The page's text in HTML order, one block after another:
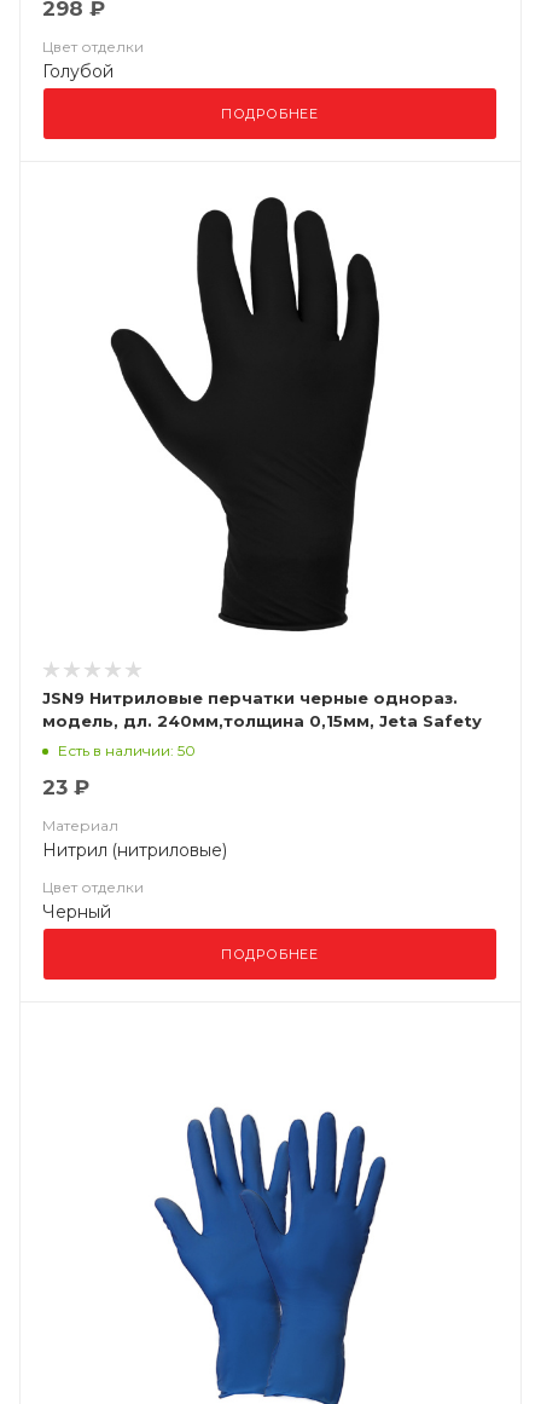
298 ₽
Цвет отделки
Голубой
ПОДРОБНЕЕ
JSN9 Нитриловые перчатки черные однораз.
модель, дл. 240мм,толщина 0,15мм, Jeta Safety
Есть в наличии: 50
23 ₽
Материал
Нитрил (нитриловые)
Цвет отделки
Черный
ПОДРОБНЕЕ